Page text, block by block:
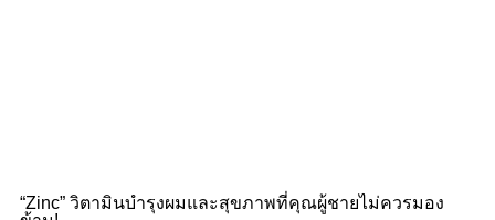
“Zinc” วิตามินบำรุงผมและสุขภาพที่คุณผู้ชายไม่ควรมอง